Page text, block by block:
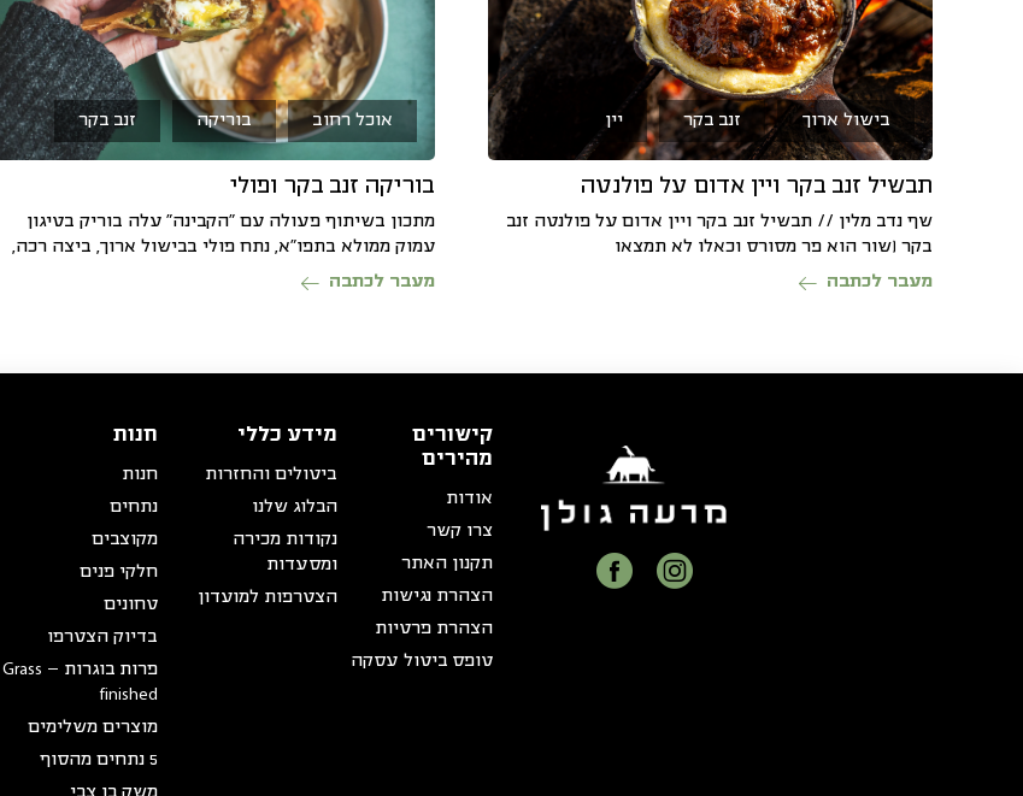
בישול ארוך זנב בקר יין
תבשיל זנב בקר ויין אדום על פולנטה
שף נדב מלין // תבשיל זנב בקר ויין אדום על פולנטה זנב
בקר (שור הוא פר מסורס וכאלו לא תמצאו
מעבר לכתבה
אוכל רחוב בוריקה זנב בקר
בוריקה זנב בקר ופולי
מתכון בשיתוף פעולה עם "הקבינה" עלה בוריק בטיגון
עמוק ממולא בתפו"א, נתח פולי בבישול ארוך, ביצה רכה,
מוגש לצד צ'רשי
מעבר לכתבה
קישורים
מהירים
אודות
צרו קשר
תקנון האתר
הצהרת נגישות
הצהרת פרטיות
טופס ביטול עסקה
מידע כללי
ביטולים והחזרות
הבלוג שלנו
נקודות מכירה
ומסעדות
הצטרפות למועדון
חנות
חנות
נתחים
מקוצבים
חלקי פנים
טחונים
בדיוק הצטרפו
פרות בוגרות – Grass
finished
מוצרים משלימים
5 נתחים מהסוף
משק בן צבי